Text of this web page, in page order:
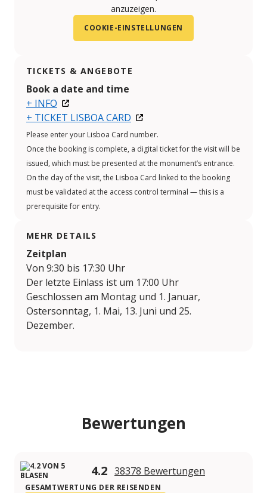
anzuzeigen.
COOKIE-EINSTELLUNGEN
TICKETS & ANGEBOTE
Book a date and time
+ INFO
+ TICKET LISBOA CARD
Please enter your Lisboa Card number.
Once the booking is complete, a digital ticket for the visit will be
issued, which must be presented at the monument’s entrance.
On the day of the visit, the Lisboa Card linked to the booking
must be validated at the access control terminal — this is a
prerequisite for entry.
MEHR DETAILS
Zeitplan
Von 9:30 bis 17:30 Uhr
Der letzte Einlass ist um 17:00 Uhr
Geschlossen am Montag und 1. Januar,
Ostersonntag, 1. Mai, 13. Juni und 25.
Dezember.
Bewertungen
4.2 38378 Bewertungen
GESAMTWERTUNG DER REISENDEN